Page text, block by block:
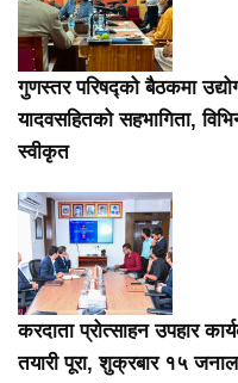
गुणस्तर परिषद्को बैठकमा
यादवसहितको सहभागिता,
स्वीकृत
करदाता प्रोत्साहन उपहार
तयारी पूरा, शुक्रबार १५